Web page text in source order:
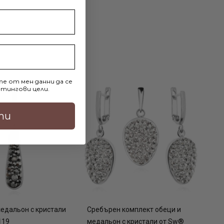
с кристали
Сребърен комплект обеци и
медальон с кристали от Sw®
от мен данни да се
цели.